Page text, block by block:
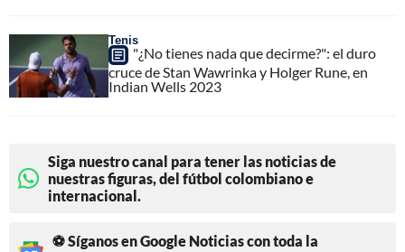
Tenis
"¿No tienes nada que decirme?": el duro
cruce de Stan Wawrinka y Holger Rune, en
Indian Wells 2023
Siga nuestro canal para tener las noticias de
nuestras figuras, del fútbol colombiano e
internacional.
⚽ Síganos en Google Noticias con toda la